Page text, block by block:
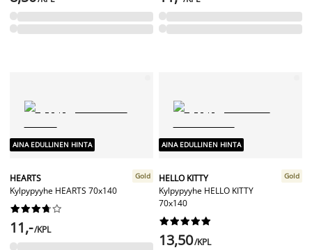
AINA EDULLINEN HINTA
HEARTS
Kylpypyyhe HEARTS 70x140
Gold






11,-/KPL
AINA EDULLINEN HINTA
HELLO KITTY
Kylpypyyhe HELLO KITTY
70x140
Gold






13,50/KPL